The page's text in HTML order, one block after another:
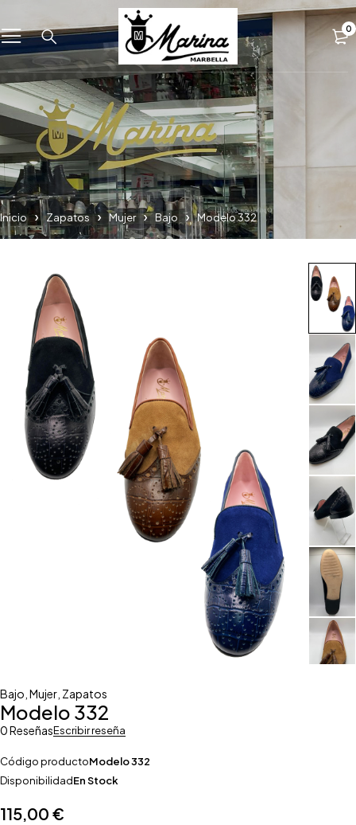
0
Inicio Zapatos Mujer Bajo Modelo 332
Bajo Mujer Zapatos
Modelo 332
0 ReseñasEscribir reseña
Código productoModelo 332
DisponibilidadEn Stock
115,00 €